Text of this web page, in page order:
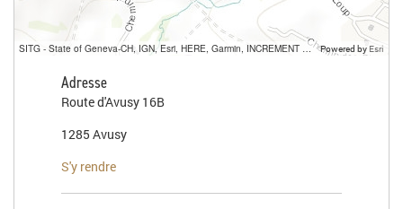
SITG - State of Geneva-CH, IGN, Esri, HERE, Garmin, INCREMENT P, USGS, METI/NASA Powered by Esri
Adresse
Route d'Avusy 16B
1285 Avusy
S'y rendre